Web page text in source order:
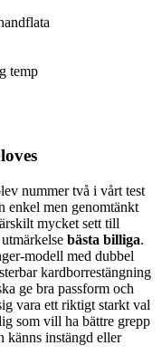
temp
nummer två i vårt test
enkel men genomtänkt
mycket sett till
bästa billiga.
modell med dubbel
kardborrestängning
ge bra passform och
vara ett riktigt starkt val
som vill ha bättre grepp
känns instängd eller